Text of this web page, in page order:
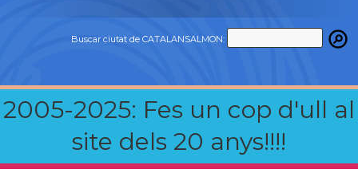
Buscar ciutat de CATALANSALMON:
2005-2025: Fes un cop d'ull al
site dels 20 anys!!!!